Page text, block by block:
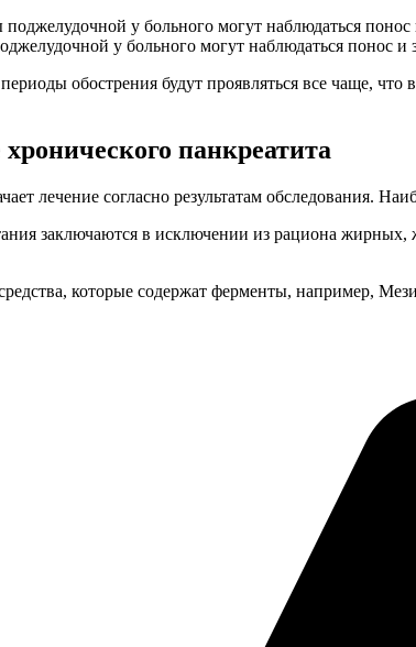
у больного могут наблюдаться понос и
обострения будут проявляться все чаще,
панкреатита
лечение согласно результатам обследования.
заключаются в исключении из рациона
которые содержат ферменты, например,